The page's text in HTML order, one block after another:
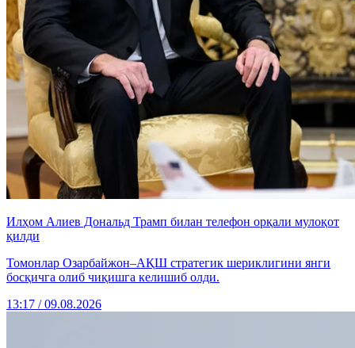
Илҳом Алиев Дональд Трамп билан телефон орқали мулоқот
қилди
Томонлар Озарбайжон–АҚШ стратегик шериклигини янги
босқичга олиб чиқишга келишиб олди.
13:17 / 09.08.2026